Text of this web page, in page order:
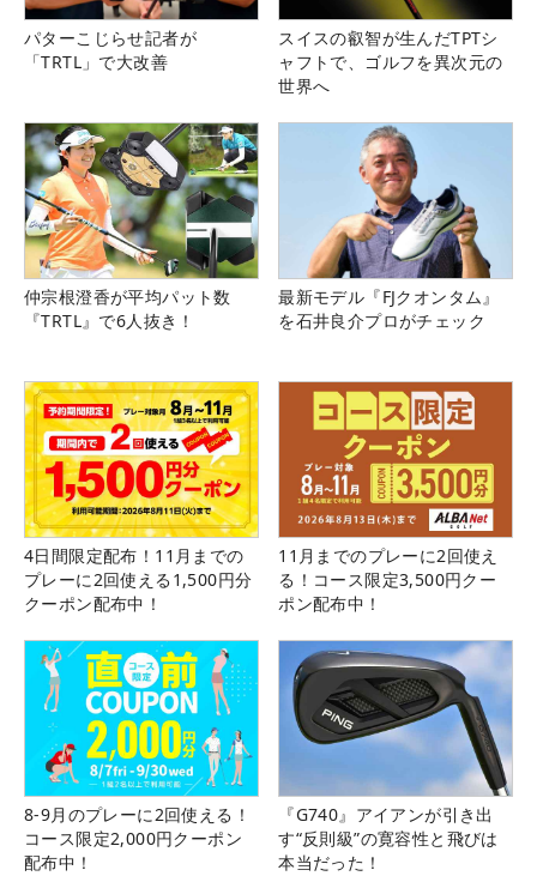
パターこじらせ記者が
「TRTL」で大改善
スイスの叡智が生んだTPTシ
ャフトで、ゴルフを異次元の
世界へ
仲宗根澄香が平均パット数
『TRTL』で6人抜き！
最新モデル『FJクオンタム』
を石井良介プロがチェック
4日間限定配布！11月までの
プレーに2回使える1,500円分
クーポン配布中！
11月までのプレーに2回使え
る！コース限定3,500円クー
ポン配布中！
8-9月のプレーに2回使える！
コース限定2,000円クーポン
配布中！
『G740』アイアンが引き出
す“反則級”の寛容性と飛びは
本当だった！